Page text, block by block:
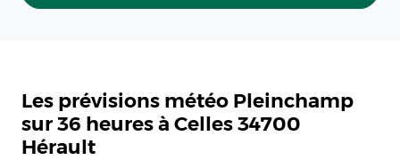
Les prévisions météo Pleinchamp
sur 36 heures à Celles 34700
Hérault